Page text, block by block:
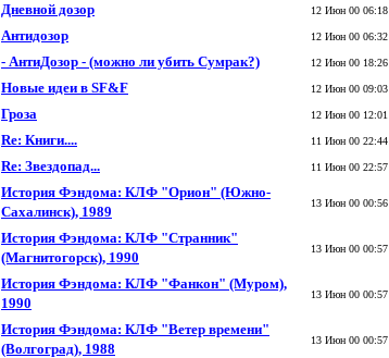
Дневной дозор 12 Июн 00 06:18
Антидозор 12 Июн 00 06:32
- АнтиДозор - (можно ли убить Сумрак?) 12 Июн 00 18:26
Hовые идеи в SF&F 12 Июн 00 09:03
Гроза 12 Июн 00 12:01
Re: Книги.... 11 Июн 00 22:44
Re: Звездопад... 11 Июн 00 22:57
История Фэндома: КЛФ "Орион" (Южно-
Сахалинск), 1989
13 Июн 00 00:56
История Фэндома: КЛФ "Странник"
(Магнитогорск), 1990
13 Июн 00 00:57
История Фэндома: КЛФ "Фанкон" (Муром),
1990
13 Июн 00 00:57
История Фэндома: КЛФ "Ветер времени"
(Волгоград), 1988
13 Июн 00 00:57